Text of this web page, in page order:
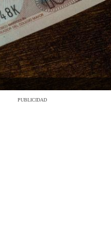
PUBLICIDAD